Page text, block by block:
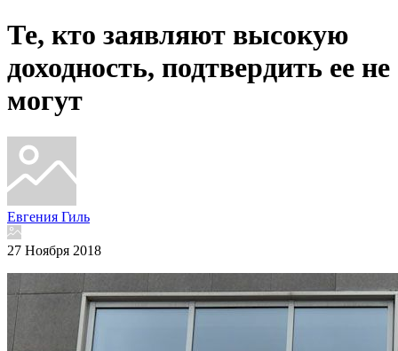
Те, кто заявляют высокую
доходность, подтвердить ее не
могут
Евгения Гиль
27 Ноября 2018